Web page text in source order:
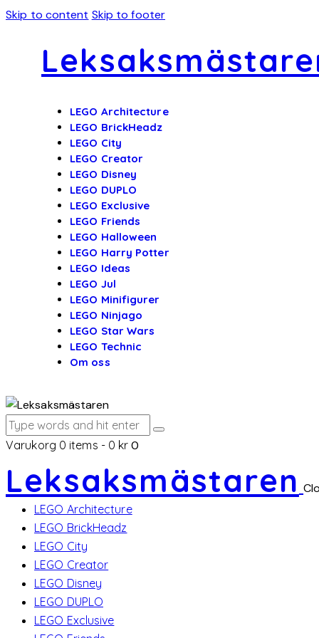
Skip to content Skip to footer
LEGO Architecture
LEGO BrickHeadz
LEGO City
LEGO Creator
LEGO Disney
LEGO DUPLO
LEGO Exclusive
LEGO Friends
LEGO Halloween
LEGO Harry Potter
LEGO Ideas
LEGO Jul
LEGO Minifigurer
LEGO Ninjago
LEGO Star Wars
LEGO Technic
Om oss
Varukorg 0 items - 0 kr 0
Leksaksmästaren
LEGO Architecture
LEGO BrickHeadz
LEGO City
LEGO Creator
LEGO Disney
LEGO DUPLO
LEGO Exclusive